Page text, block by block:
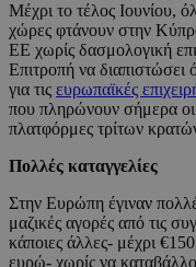
Μέχρι το τέλος Ιουνίου,
χώρες φτάνουν στην
ΕΕ χωρίς δασμολογική
Επιτροπή να διαπιστώσει
για τις ευρωπαϊκές
που πληρώνουν σήμερα οι
πλατφόρμες τρίτων
Πολλές καταγγελίες
Στην Ευρώπη έγιναν
μαζικές αγορές από τις
κάποιες άλλες- μέχρι
ευρώ- χωρίς να